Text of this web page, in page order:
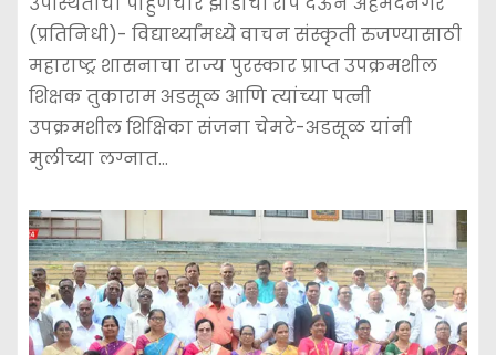
(प्रतिनिधी)- विद्यार्थ्यांमध्ये वाचन संस्कृती रुजण्यासाठी
महाराष्ट्र शासनाचा राज्य पुरस्कार प्राप्त उपक्रमशील
शिक्षक तुकाराम अडसूळ आणि त्यांच्या पत्नी
उपक्रमशील शिक्षिका संजना चेमटे-अडसूळ यांनी
मुलीच्या लग्नात…